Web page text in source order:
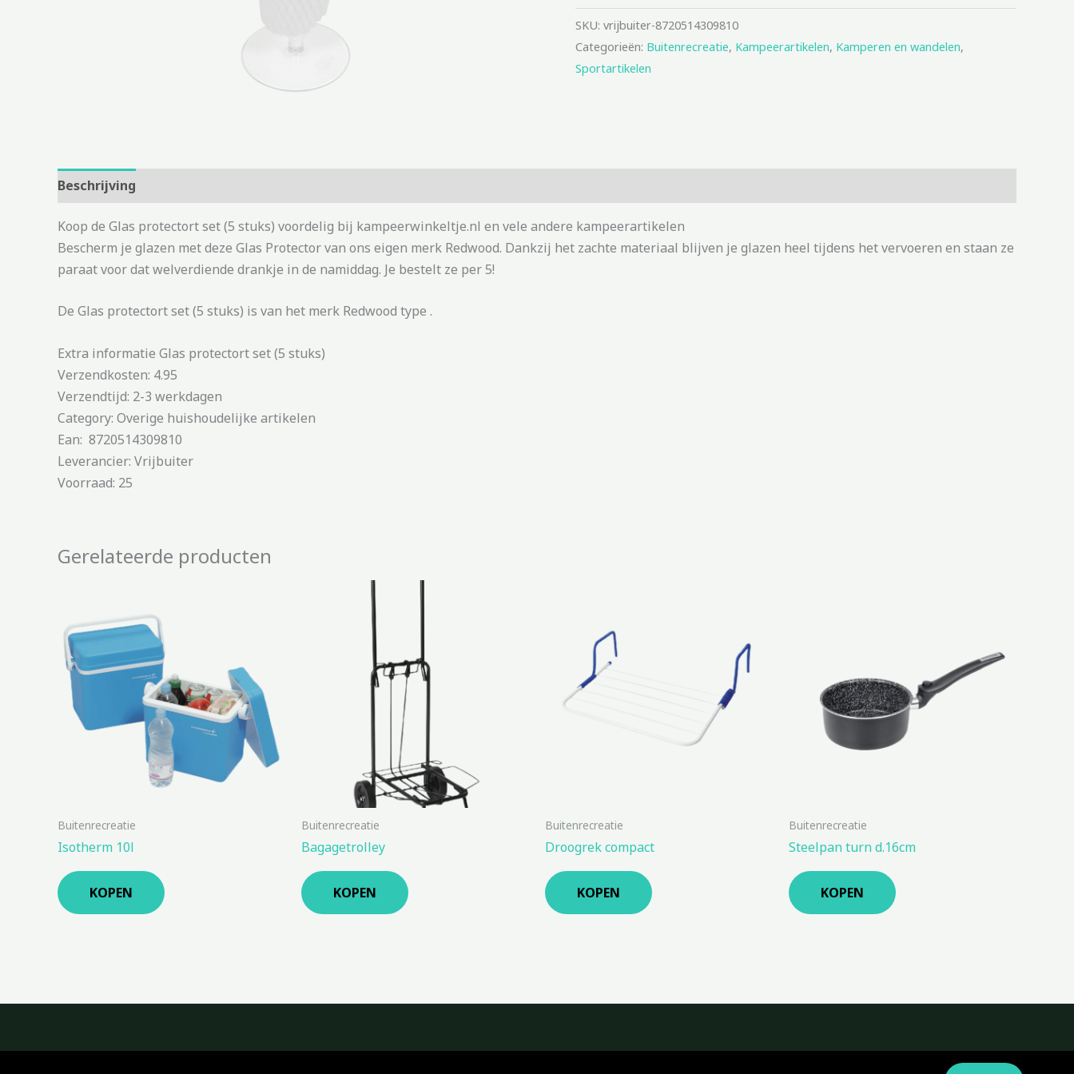
SKU: vrijbuiter-8720514309810
Categorieën: Buitenrecreatie, Kampeerartikelen, Kamperen en wandelen,
Sportartikelen
Beschrijving
Koop de Glas protectort set (5 stuks) voordelig bij kampeerwinkeltje.nl en vele andere kampeerartikelen
Bescherm je glazen met deze Glas Protector van ons eigen merk Redwood. Dankzij het zachte materiaal blijven je glazen heel tijdens het vervoeren en staan ze
paraat voor dat welverdiende drankje in de namiddag. Je bestelt ze per 5!
De Glas protectort set (5 stuks) is van het merk Redwood type .
Extra informatie Glas protectort set (5 stuks)
Verzendkosten: 4.95
Verzendtijd: 2-3 werkdagen
Category: Overige huishoudelijke artikelen
Ean: 8720514309810
Leverancier: Vrijbuiter
Voorraad: 25
Gerelateerde producten
Buitenrecreatie
Isotherm 10l
KOPEN
Buitenrecreatie
Bagagetrolley
KOPEN
Buitenrecreatie
Droogrek compact
KOPEN
Buitenrecreatie
Steelpan turn d.16cm
KOPEN